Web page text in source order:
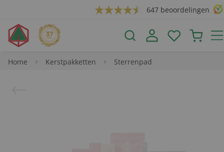
647 beoordelingen
Home Kerstpakketten Sterrenpad